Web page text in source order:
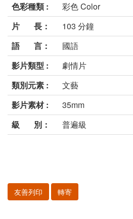
色彩種類 :
彩色 Color
片 長：
103 分鐘
語 言：
國語
影片類型 :
劇情片
類別元素 :
文藝
影片素材 :
35mm
級 別：
普遍級
友善列印 轉寄